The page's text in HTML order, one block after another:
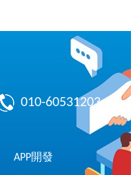
010-60531203
APP開發